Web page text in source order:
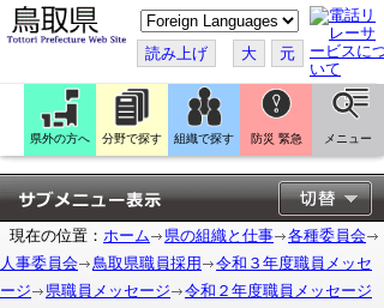
こ
の
ペ
ー
ジ
翻
訳
す
る
読み上げ 大 元
県外の方へ 分野で探す 組織で探す 防災 緊急 メニュー
現在の位置： ホーム 県の組織と仕事
各種委員会
人事委員会
鳥取県職員採用
令和３年度職員メッセ
ージ
県職員メッセージ
令和２年度職員メッセージ